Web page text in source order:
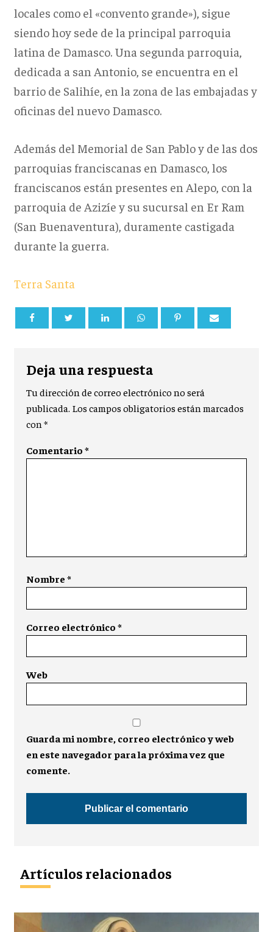
locales como el «convento grande»), sigue
siendo hoy sede de la principal parroquia
latina de Damasco. Una segunda parroquia,
dedicada a san Antonio, se encuentra en el
barrio de Salihíe, en la zona de las embajadas y
oficinas del nuevo Damasco.
Además del Memorial de San Pablo y de las dos
parroquias franciscanas en Damasco, los
franciscanos están presentes en Alepo, con la
parroquia de Azizíe y su sucursal en Er Ram
(San Buenaventura), duramente castigada
durante la guerra.
Terra Santa
Deja una respuesta
Tu dirección de correo electrónico no será
publicada. Los campos obligatorios están marcados
con*
Comentario*
Nombre*
Correo electrónico*
Web
Guarda mi nombre, correo electrónico y web
en este navegador para la próxima vez que
comente.
Artículos relacionados